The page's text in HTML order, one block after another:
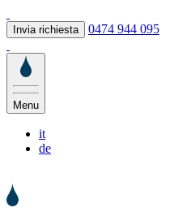
Invia richiesta 0474 944 095
Menu
it
de